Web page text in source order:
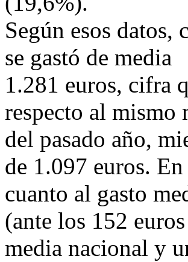
Según esos
se gastó de media
1.281 euros, cifra
respecto al mismo
del pasado año,
de 1.097 euros. En
cuanto al gasto
(ante los 152
media nacional y